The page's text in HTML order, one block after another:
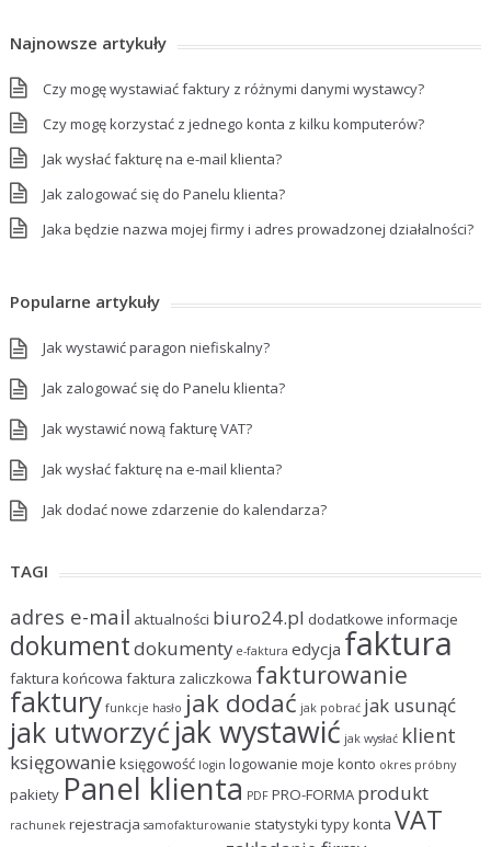
Najnowsze artykuły
Czy mogę wystawiać faktury z różnymi danymi wystawcy?
Czy mogę korzystać z jednego konta z kilku komputerów?
Jak wysłać fakturę na e-mail klienta?
Jak zalogować się do Panelu klienta?
Jaka będzie nazwa mojej firmy i adres prowadzonej działalności?
Popularne artykuły
Jak wystawić paragon niefiskalny?
Jak zalogować się do Panelu klienta?
Jak wystawić nową fakturę VAT?
Jak wysłać fakturę na e-mail klienta?
Jak dodać nowe zdarzenie do kalendarza?
TAGI
adres e-mail aktualności biuro24.pl dodatkowe informacje
dokumentdokumenty e-faktura edycja faktura
faktura końcowa faktura zaliczkowa fakturowanie
faktury funkcje hasło jak dodać jak pobrać jak usunąć
jak utworzyć jak wystawić jak wysłać klient
księgowanie księgowość login logowanie moje konto okres próbny
pakiety Panel klienta PDF PRO-FORMA produkt
rachunek rejestracja samofakturowanie statystyki typy konta VAT